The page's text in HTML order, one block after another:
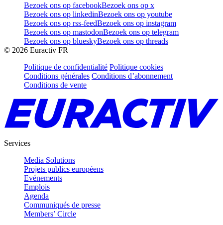
Bezoek ons op facebookBezoek ons op x
Bezoek ons op linkedinBezoek ons op youtube
Bezoek ons op rss-feedBezoek ons op instagram
Bezoek ons op mastodonBezoek ons op telegram
Bezoek ons op blueskyBezoek ons op threads
© 2026 Euractiv FR
Politique de confidentialité Politique cookies
Conditions générales Conditions d’abonnement
Conditions de vente
Services
Media Solutions
Projets publics européens
Evénements
Emplois
Agenda
Communiqués de presse
Members’ Circle